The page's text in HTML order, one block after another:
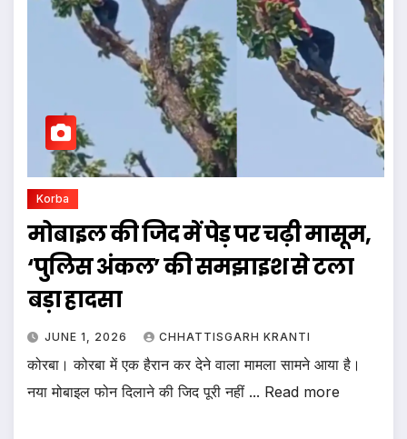
Korba
मोबाइल की जिद में पेड़ पर चढ़ी मासूम,
‘पुलिस अंकल’ की समझाइश से टला
बड़ा हादसा
JUNE 1, 2026 CHHATTISGARH KRANTI
कोरबा। कोरबा में एक हैरान कर देने वाला मामला सामने आया है।
नया मोबाइल फोन दिलाने की जिद पूरी नहीं ... Read more